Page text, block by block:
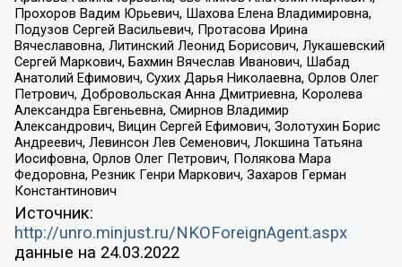
Прохоров Вадим Юрьевич, Шахова Елена Владимировна,
Подузов Сергей Васильевич, Протасова Ирина
Вячеславовна, Литинский Леонид Борисович, Лукашевский
Сергей Маркович, Бахмин Вячеслав Иванович, Шабад
Анатолий Ефимович, Сухих Дарья Николаевна, Орлов Олег
Петрович, Добровольская Анна Дмитриевна, Королева
Александра Евгеньевна, Смирнов Владимир
Александрович, Вицин Сергей Ефимович, Золотухин Борис
Андреевич, Левинсон Лев Семенович, Локшина Татьяна
Иосифовна, Орлов Олег Петрович, Полякова Мара
Федоровна, Резник Генри Маркович, Захаров Герман
Константинович
Источник:
http://unro.minjust.ru/NKOForeignAgent.aspx
данные на 24.03.2022